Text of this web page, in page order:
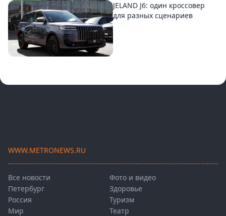
JELAND J6: один кроссовер
для разных сценариев
WWW.METRONEWS.RU
Все новости
Петербург
Россия
Мир
Фото и видео
Здоровье
Туризм
Театр